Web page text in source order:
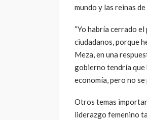
mundo y las reinas
“Yo habría cerrado
ciudadanos, porque
Meza, en una
gobierno tendría que
economía, pero no
Otros temas
liderazgo femenino